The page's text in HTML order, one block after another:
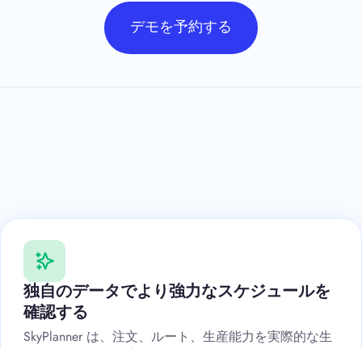
デモを予約する
独自のデータでより強力なスケジュールを
確認する
SkyPlanner は、注文、ルート、生産能力を実際的な生